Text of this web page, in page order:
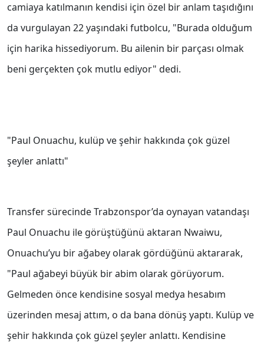
camiaya katılmanın kendisi için özel bir anlam taşıdığını
da vurgulayan 22 yaşındaki futbolcu, "Burada olduğum
için harika hissediyorum. Bu ailenin bir parçası olmak
beni gerçekten çok mutlu ediyor" dedi.
"Paul Onuachu, kulüp ve şehir hakkında çok güzel
şeyler anlattı"
Transfer sürecinde Trabzonspor’da oynayan vatandaşı
Paul Onuachu ile görüştüğünü aktaran Nwaiwu,
Onuachu’yu bir ağabey olarak gördüğünü aktararak,
"Paul ağabeyi büyük bir abim olarak görüyorum.
Gelmeden önce kendisine sosyal medya hesabım
üzerinden mesaj attım, o da bana dönüş yaptı. Kulüp ve
şehir hakkında çok güzel şeyler anlattı. Kendisine